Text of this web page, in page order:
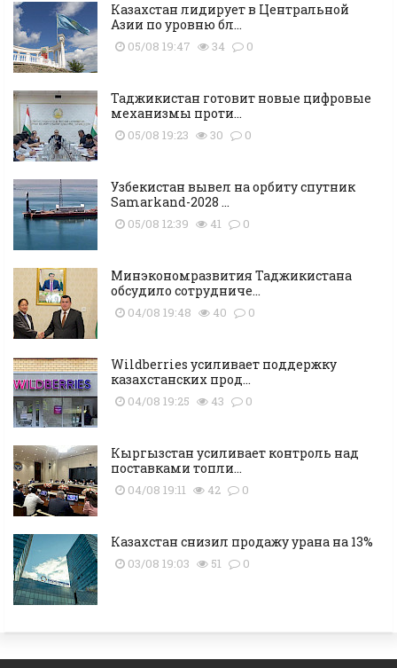
Казахстан лидирует в Центральной
Азии по уровню бл...
05/08 19:47 34 0
Таджикистан готовит новые цифровые
механизмы проти...
05/08 19:23 30 0
Узбекистан вывел на орбиту спутник
Samarkand-2028 ...
05/08 12:39 41 0
Минэкономразвития Таджикистана
обсудило сотрудниче...
04/08 19:48 40 0
Wildberries усиливает поддержку
казахстанских прод...
04/08 19:25 43 0
Кыргызстан усиливает контроль над
поставками топли...
04/08 19:11 42 0
Казахстан снизил продажу урана на 13%
03/08 19:03 51 0